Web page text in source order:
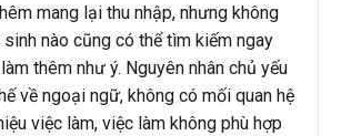
mang lại thu nhập, nhưng không
nào cũng có thể tìm kiếm ngay
thêm như ý. Nguyên nhân chủ yếu
về ngoại ngữ, không có mối quan hệ
việc làm, việc làm không phù hợp